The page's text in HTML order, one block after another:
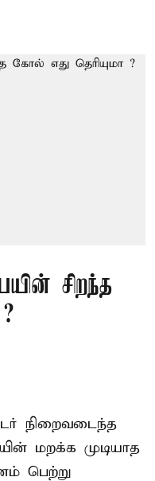
சிறந்த
நிறைவடைந்த
மறக்க முடியாத
பெற்று